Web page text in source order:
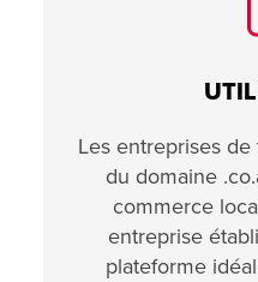
Les entreprises
du domaine
commerce
entreprise
plateforme